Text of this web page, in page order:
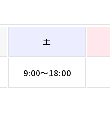
土
9:00～18:00